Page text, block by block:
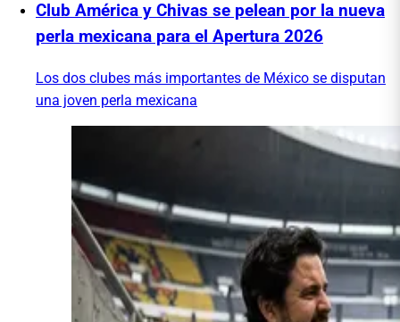
Club América y Chivas se pelean por la nueva
perla mexicana para el Apertura 2026
Los dos clubes más importantes de México se disputan
una joven perla mexicana